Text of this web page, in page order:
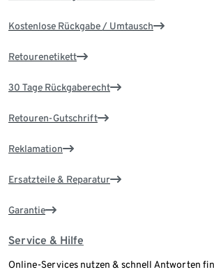
Kostenlose Rückgabe / Umtausch
Retourenetikett
30 Tage Rückgaberecht
Retouren-Gutschrift
Reklamation
Ersatzteile & Reparatur
Garantie
Service & Hilfe
Online-Services nutzen & schnell Antworten